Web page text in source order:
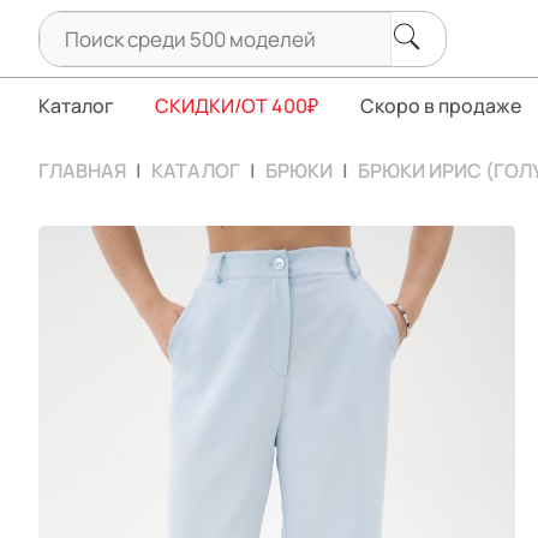
Каталог СКИДКИ/ОТ 400₽ Скоро в продаже
ГЛАВНАЯ КАТАЛОГ БРЮКИ БРЮКИ ИРИС